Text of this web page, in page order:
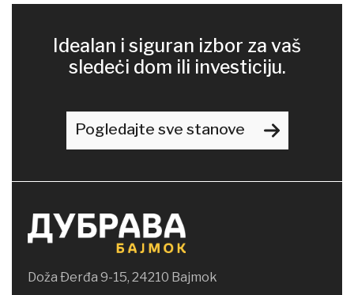
Idealan i siguran izbor za vaš
sledeċi dom ili investiciju.
Pogledajte sve stanove
Doža Ðerđa 9-15, 24210 Bajmok